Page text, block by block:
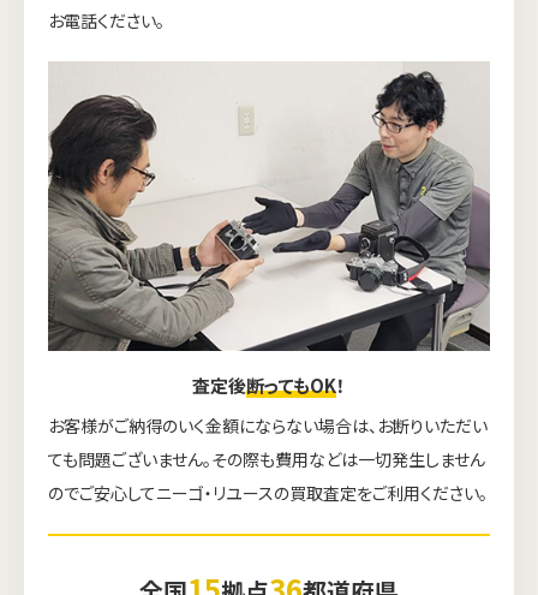
お電話ください。
査定後断ってもOK！
お客様がご納得のいく金額にならない場合は、お断りいただい
ても問題ございません。その際も費用などは一切発生しません
のでご安心してニーゴ・リユースの買取査定をご利用ください。